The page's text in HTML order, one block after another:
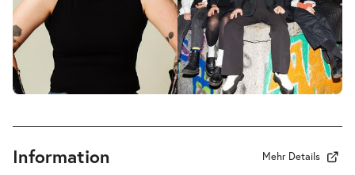
Information Mehr Details